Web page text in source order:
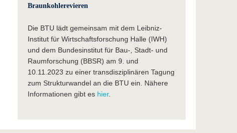
Braunkohlerevieren
Die BTU lädt gemeinsam mit dem Leibniz-
Institut für Wirtschaftsforschung Halle (IWH)
und dem Bundesinstitut für Bau-, Stadt- und
Raumforschung (BBSR) am 9. und
10.11.2023 zu einer transdisziplinären Tagung
zum Strukturwandel an die BTU ein. Nähere
Informationen gibt es hier.